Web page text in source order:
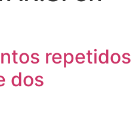
repetidos
dos